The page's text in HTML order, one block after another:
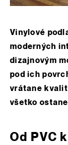
Vinylové
moderných
dizajnovým
pod ich
vrátane
všetko
Od PVC